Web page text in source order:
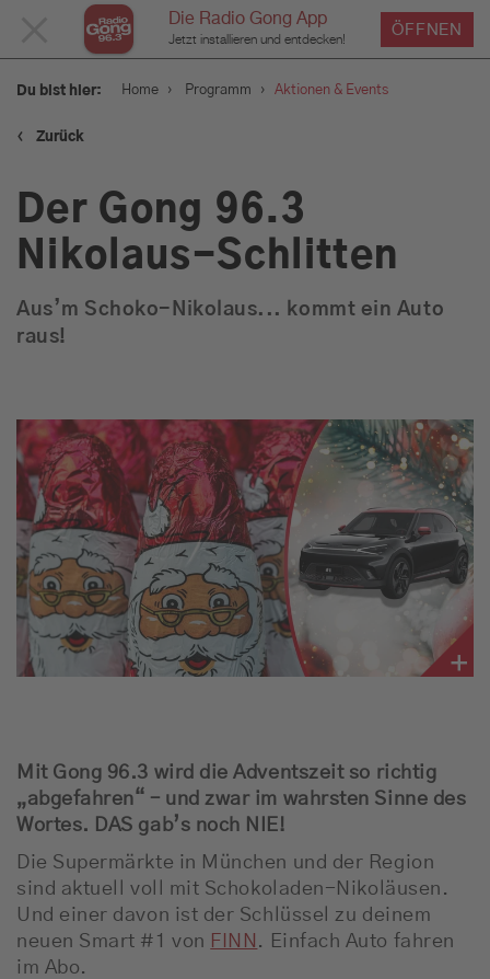
Die Radio Gong App
Jetzt installieren und entdecken!
ÖFFNEN
SCHLIESSEN
Programm
Aktionen & Events
Sendungen
Empfang
Webradio
Moderatoren
Team
Musik
Du bist hier: Home › Programm › Aktionen & Events
‹ Zurück
Der Gong 96.3
Nikolaus-Schlitten
Aus’m Schoko-Nikolaus... kommt ein Auto
raus!
Mit Gong 96.3 wird die Adventszeit so richtig
„abgefahren“ – und zwar im wahrsten Sinne des
Wortes. DAS gab’s noch NIE!
Die Supermärkte in München und der Region
sind aktuell voll mit Schokoladen-Nikoläusen.
Und einer davon ist der Schlüssel zu deinem
neuen Smart #1 von FINN . Einfach Auto fahren
im Abo.